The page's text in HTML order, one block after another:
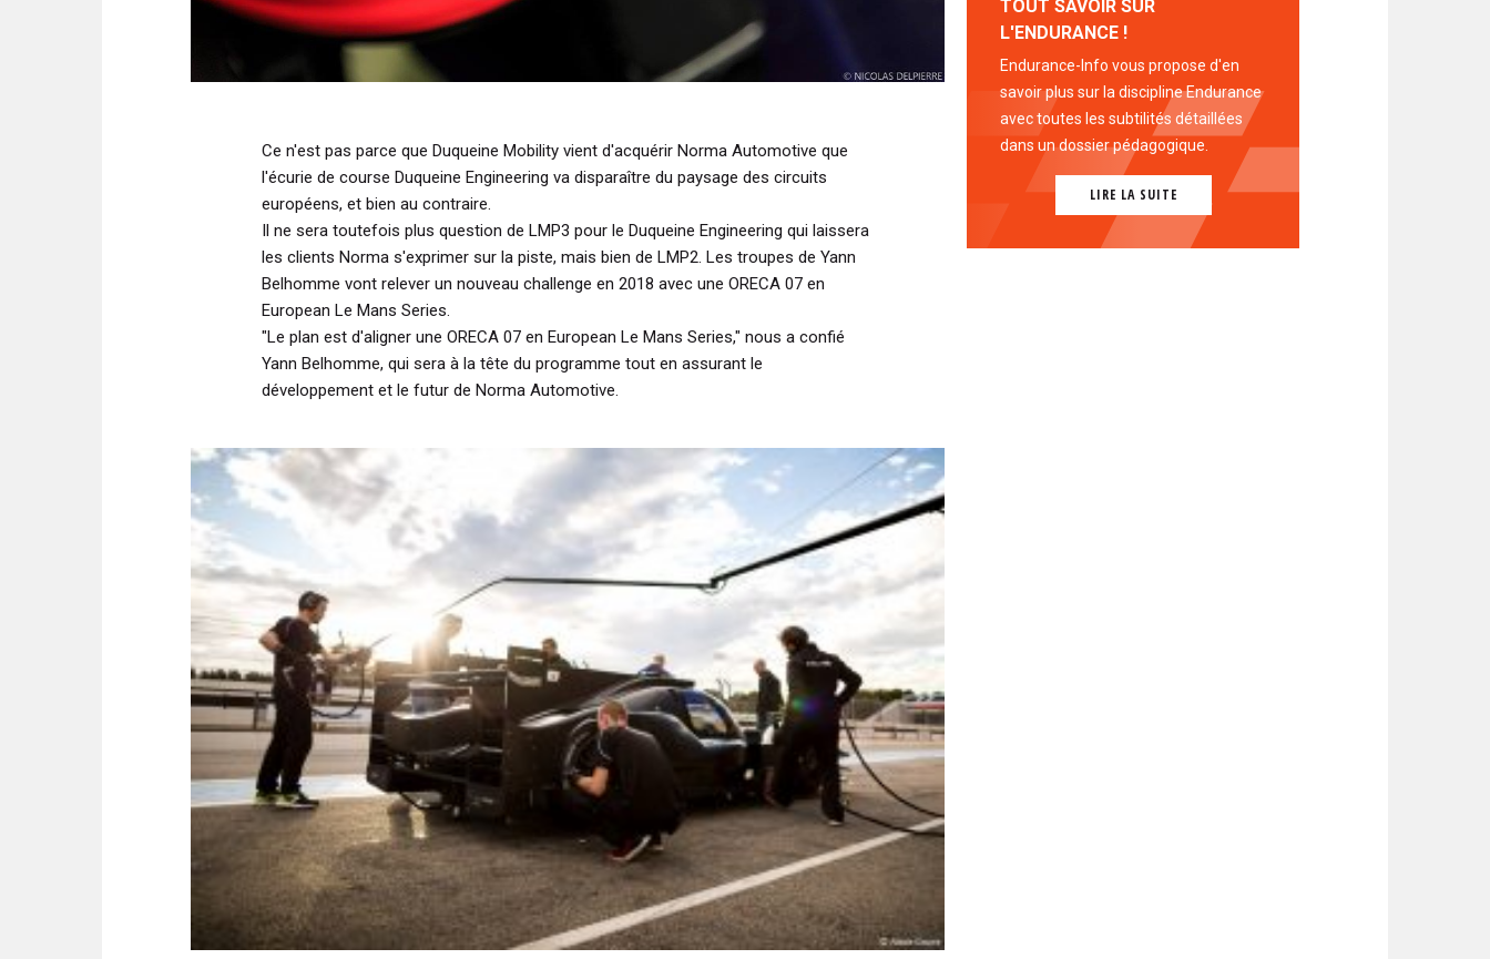
Ce n'est pas parce que Duqueine Mobility vient d'acquérir Norma Automotive que
l'écurie de course Duqueine Engineering va disparaître du paysage des circuits
européens, et bien au contraire.
Il ne sera toutefois plus question de LMP3 pour le Duqueine Engineering qui laissera
les clients Norma s'exprimer sur la piste, mais bien de LMP2. Les troupes de Yann
Belhomme vont relever un nouveau challenge en 2018 avec une ORECA 07 en
European Le Mans Series.
"Le plan est d'aligner une ORECA 07 en European Le Mans Series," nous a confié
Yann Belhomme, qui sera à la tête du programme tout en assurant le
développement et le futur de Norma Automotive.
TOUT SAVOIR SUR
L'ENDURANCE !
Endurance-Info vous propose d'en
savoir plus sur la discipline Endurance
avec toutes les subtilités détaillées
dans un dossier pédagogique.
LIRE LA SUITE